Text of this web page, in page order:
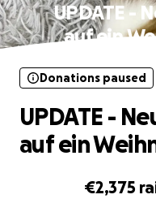
UPDATE -
auf ein
€2,375
Donations paused
UPDATE -
auf ein